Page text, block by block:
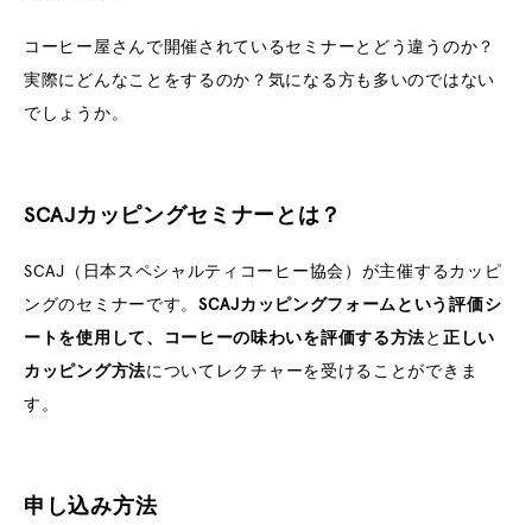
コーヒー屋さんで開催されているセミナーとどう違うのか？
実際にどんなことをするのか？気になる方も多いのではない
でしょうか。
SCAJカッピングセミナーとは？
SCAJ（日本スペシャルティコーヒー協会）が主催するカッピ
ングのセミナーです。 SCAJカッピングフォームという評価シ
ートを使用して、コーヒーの味わいを評価する方法 と 正しい
カッピング方法についてレクチャーを受けることができま
す。
申し込み方法